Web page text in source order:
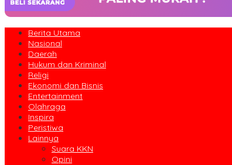
Berita Utama
Nasional
Daerah
Hukum dan Kriminal
Religi
Ekonomi dan Bisnis
Entertainment
Olahraga
Inspira
Peristiwa
Lainnya
Suara KKN
Opini